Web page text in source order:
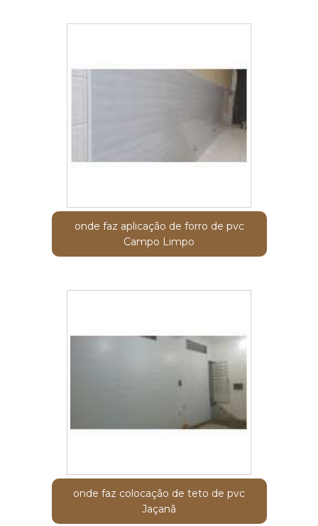
onde faz aplicação de forro de pvc
Campo Limpo
onde faz colocação de teto de pvc
Jaçanã